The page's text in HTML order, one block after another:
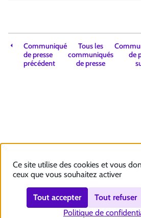
Communiqué
de presse
précédent
Tous les
communiqués
de presse
de
Ce site utilise des cookies et vous
ceux que vous souhaitez activer
Tout accepter Tout refuser
Politique de